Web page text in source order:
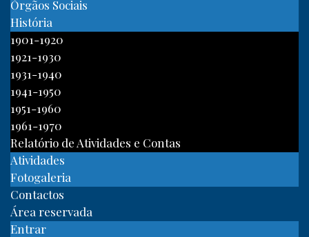
Órgãos Sociais
História
1901-1920
1921-1930
1931-1940
1941-1950
1951-1960
1961-1970
Relatório de Atividades e Contas
Atividades
Fotogaleria
Contactos
Área reservada
Entrar